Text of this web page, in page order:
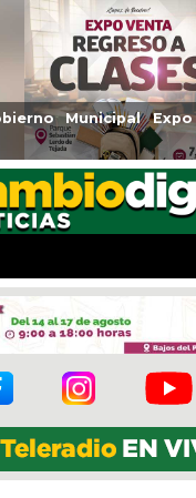
Venta Regreso a